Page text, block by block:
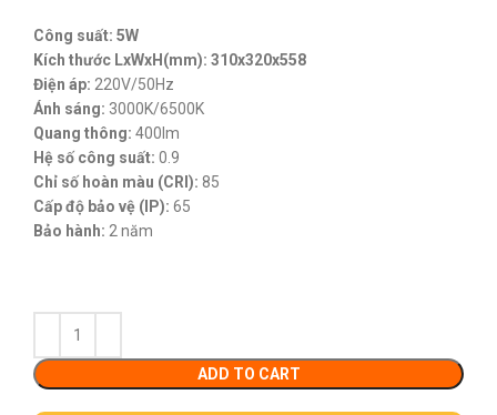
Công suất: 5W
Kích thước LxWxH(mm): 310x320x558
Điện áp: 220V/50Hz
Ánh sáng: 3000K/6500K
Quang thông: 400lm
Hệ số công suất: 0.9
Chỉ số hoàn màu (CRI): 85
Cấp độ bảo vệ (IP): 65
Bảo hành: 2 năm
ADD TO CART